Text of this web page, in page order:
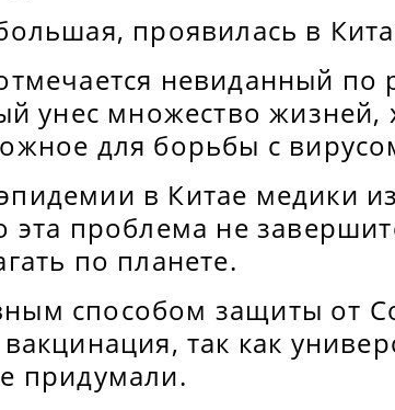
проявилась в
невиданный по
унес множество жизней,
для борьбы с
в Китае медики
эта проблема не
по планете.
способом защиты от
так как
придумали.